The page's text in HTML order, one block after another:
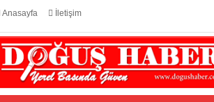
Anasayfa İletişim